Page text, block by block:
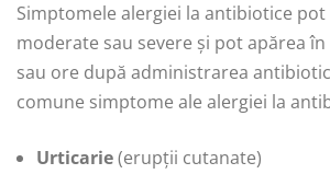
Simptomele alergiei la antibiotice pot
moderate sau severe și pot apărea
sau ore după administrarea
comune simptome ale alergiei la
Urticarie(erupții cutanate)